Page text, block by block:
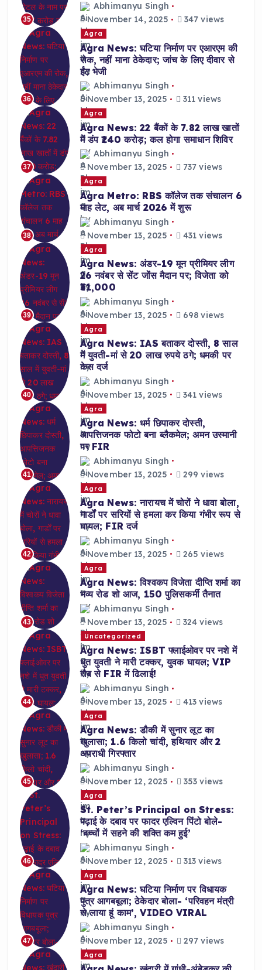
35
Abhimanyu Singh
November 14, 2025
347 views
36
Agra
Agra News: घटिया निर्माण पर एआरएम की
रोक, नहीं माना ठेकेदार; जांच के लिए दीवार से
ईंट भेजी
Abhimanyu Singh
November 13, 2025
311 views
37
Agra
Agra News: 22 बैंकों के 7.82 लाख खातों
में डंप ₹240 करोड़; कल होगा समाधान शिविर
Abhimanyu Singh
November 13, 2025
737 views
38
Agra
Agra Metro: RBS कॉलेज तक संचालन 6
माह लेट, अब मार्च 2026 में शुरू
Abhimanyu Singh
November 13, 2025
431 views
39
Agra
Agra News: अंडर-19 मून प्रीमियर लीग
26 नवंबर से सेंट जोंस मैदान पर; विजेता को
₹31,000
Abhimanyu Singh
November 13, 2025
698 views
40
Agra
Agra News: IAS बताकर दोस्ती, 8 साल
में युवती-मां से 20 लाख रुपये ठगे; धमकी पर
केस दर्ज
Abhimanyu Singh
November 13, 2025
341 views
41
Agra
Agra News: धर्म छिपाकर दोस्ती,
आपत्तिजनक फोटो बना ब्लैकमेल; अमन उस्मानी
पर FIR
Abhimanyu Singh
November 13, 2025
299 views
42
Agra
Agra News: नारायच में चोरों ने धावा बोला,
गार्डों पर सरियों से हमला कर किया गंभीर रूप से
घायल; FIR दर्ज
Abhimanyu Singh
November 13, 2025
265 views
43
Agra
Agra News: विश्वकप विजेता दीप्ति शर्मा का
भव्य रोड शो आज, 150 पुलिसकर्मी तैनात
Abhimanyu Singh
November 13, 2025
324 views
44
Uncategorized
Agra News: ISBT फ्लाईओवर पर नशे में
धुत युवती ने मारी टक्कर, युवक घायल; VIP
रौब से FIR में ढिलाई!
Abhimanyu Singh
November 13, 2025
413 views
45
Agra
Agra News: डौकी में सुनार लूट का
खुलासा; 1.6 किलो चांदी, हथियार और 2
अपराधी गिरफ्तार
Abhimanyu Singh
November 12, 2025
353 views
46
Agra
St. Peter’s Principal on Stress:
पढ़ाई के दबाव पर फादर एल्विन पिंटो बोले-
‘बच्चों में सहने की शक्ति कम हुई’
Abhimanyu Singh
November 12, 2025
313 views
47
Agra
Agra News: घटिया निर्माण पर विधायक
पुत्र आगबबूला; ठेकेदार बोला- ‘परिवहन मंत्री
से लाया हूं काम’, VIDEO VIRAL
Abhimanyu Singh
November 12, 2025
297 views
Agra